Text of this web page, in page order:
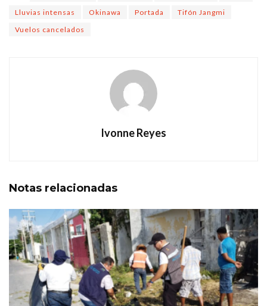
Lluvias intensas
Okinawa Portada
Tifón Jangmi
Vuelos cancelados
Ivonne Reyes
Notas relacionadas